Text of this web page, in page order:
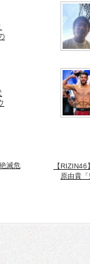
滅危
【
原由貴